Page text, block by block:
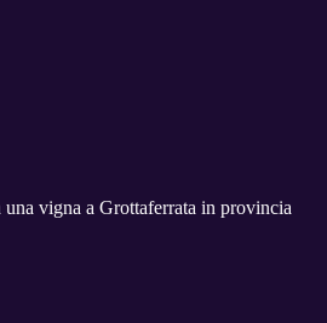
vigna a Grottaferrata in provincia